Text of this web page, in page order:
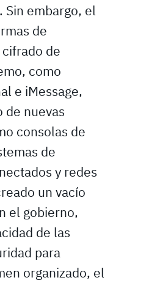
Sin embargo, el
de
de
como
e iMessage,
de nuevas
consolas de
de
y redes
un vacío
el gobierno,
de las
para
organizado, el